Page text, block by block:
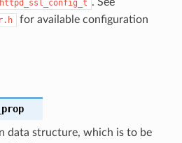
httpd_ssl_config_t
for available configuration
data structure, which is to be